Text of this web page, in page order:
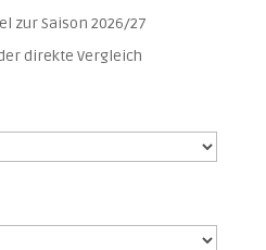
zur Saison 2026/27
direkte Vergleich